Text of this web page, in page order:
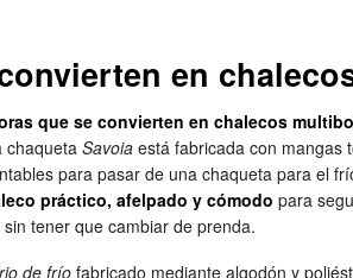
en
que se convierten en chalecos
chaquetaSavoia está fabricada con mangas
para pasar de una chaqueta para el
práctico, afelpado y cómodo para
tener que cambiar de prenda.
de frío fabricado mediante algodón y